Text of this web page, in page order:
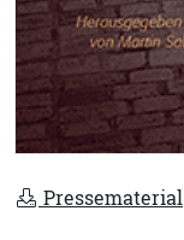
Pressematerial